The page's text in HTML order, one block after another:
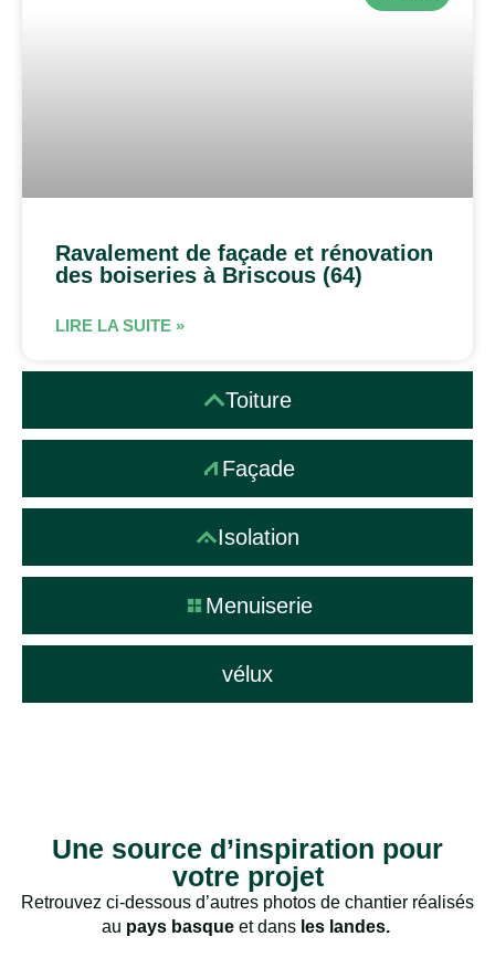
Toiture
Façade
Isolation
Menuiserie
vélux
Ravalement de façade et rénovation
des boiseries à Briscous (64)
LIRE LA SUITE »
Une source d’inspiration pour
votre projet
Retrouvez ci-dessous d’autres photos de chantier réalisés
au pays basqueet dans les landes.